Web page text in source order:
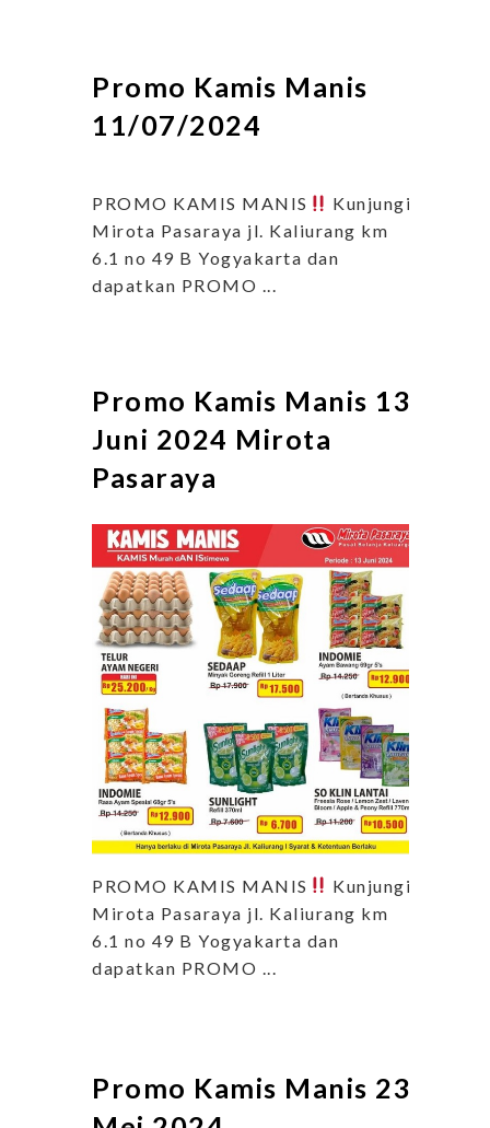
Promo Kamis Manis
11/07/2024
PROMO KAMIS MANIS
Kunjungi
Mirota Pasaraya jl. Kaliurang km
6.1 no 49 B Yogyakarta dan
dapatkan PROMO ...
Promo Kamis Manis 13
Juni 2024 Mirota
Pasaraya
PROMO KAMIS MANIS
Kunjungi
Mirota Pasaraya jl. Kaliurang km
6.1 no 49 B Yogyakarta dan
dapatkan PROMO ...
Promo Kamis Manis 23